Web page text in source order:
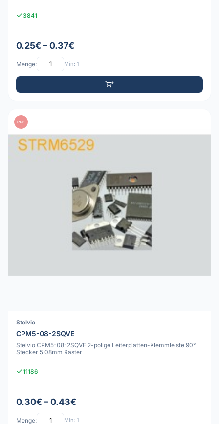
3841
0.25€ – 0.37€
Menge: Min: 1
PDF
Stelvio
CPM5-08-2SQVE
Stelvio CPM5-08-2SQVE 2-polige Leiterplatten-Klemmleiste 90°
Stecker 5.08mm Raster
11186
0.30€ – 0.43€
Menge: Min: 1